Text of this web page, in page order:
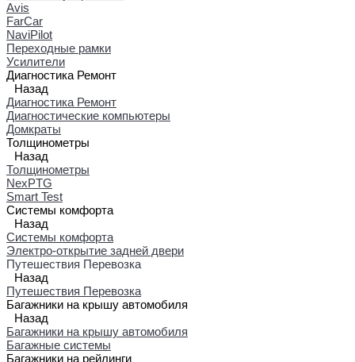
Avis
FarCar
NaviPilot
Переходные рамки
Усилители
Диагностика Ремонт
Назад
Диагностика Ремонт
Диагностические компьютеры
Домкраты
Толщинометры
Назад
Толщинометры
NexPTG
Smart Test
Системы комфорта
Назад
Системы комфорта
Электро-открытие задней двери
Путешествия Перевозка
Назад
Путешествия Перевозка
Багажники на крышу автомобиля
Назад
Багажники на крышу автомобиля
Багажные системы
Багажники на рейлинги